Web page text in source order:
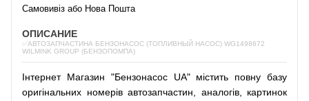
Самовивіз або Нова Пошта
ОПИСАНИЕ
✅АВТОЗАПЧАСТИНА БЕНЗОНАСОС (ТОПЛИВНЫЙ НАСОС) WG1498672
WILMINK GROUP (БЕНЗОПОМПА)
Інтернет Магазин "Бензонасос UA" містить повну базу
оригінальних номерів автозапчастин аналогів,
картинок